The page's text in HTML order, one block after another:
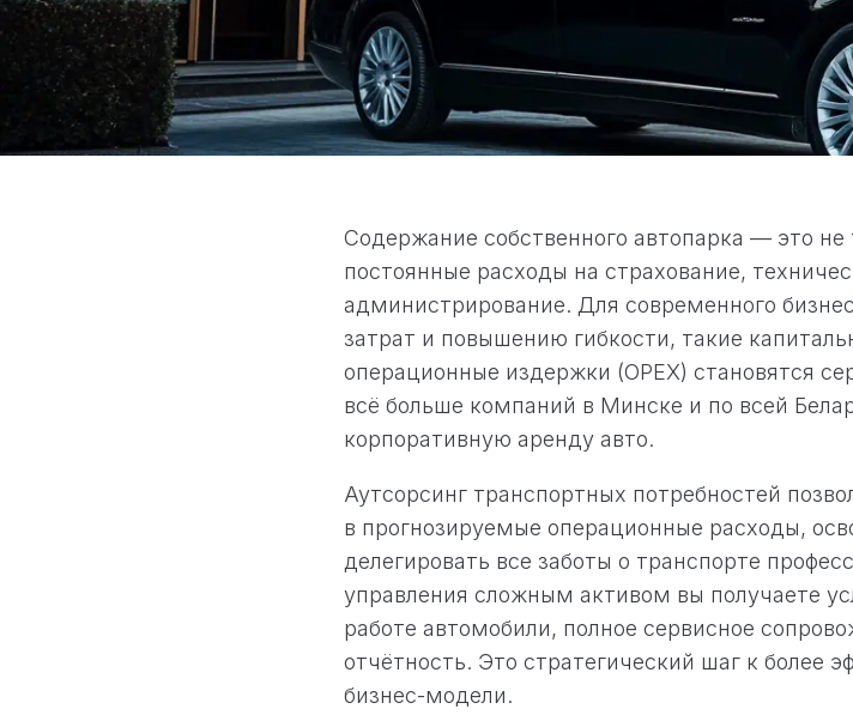
Содержание собственного автопарка — это
постоянные расходы на страхование,
администрирование. Для современного
затрат и повышению гибкости, такие
операционные издержки (OPEX) становятся
всё больше компаний в Минске и по всей
корпоративную аренду авто.
Аутсорсинг транспортных потребностей
в прогнозируемые операционные расходы,
делегировать все заботы о транспорте
управления сложным активом вы получаете
работе автомобили, полное сервисное
отчётность. Это стратегический шаг к более
бизнес-модели.